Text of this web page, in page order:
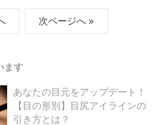
ck
et
次ページへ »
ます
あなたの目元をアップデート！
【目の形別】目尻アイラインの
引き方とは？